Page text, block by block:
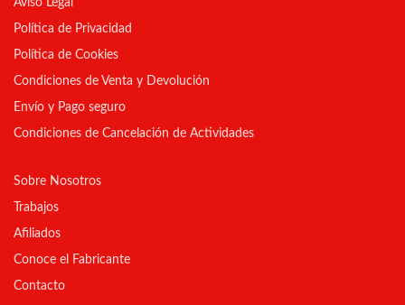
Aviso Legal
Política de Privacidad
Política de Cookies
Condiciones de Venta y Devolución
Envío y Pago seguro
Condiciones de Cancelación de Actividades
Sobre Nosotros
Trabajos
Afiliados
Conoce el Fabricante
Contacto